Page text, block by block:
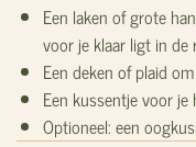
Een laken of grote
voor je klaar ligt in de
Een deken of plaid
Een kussentje voor je
Optioneel: een